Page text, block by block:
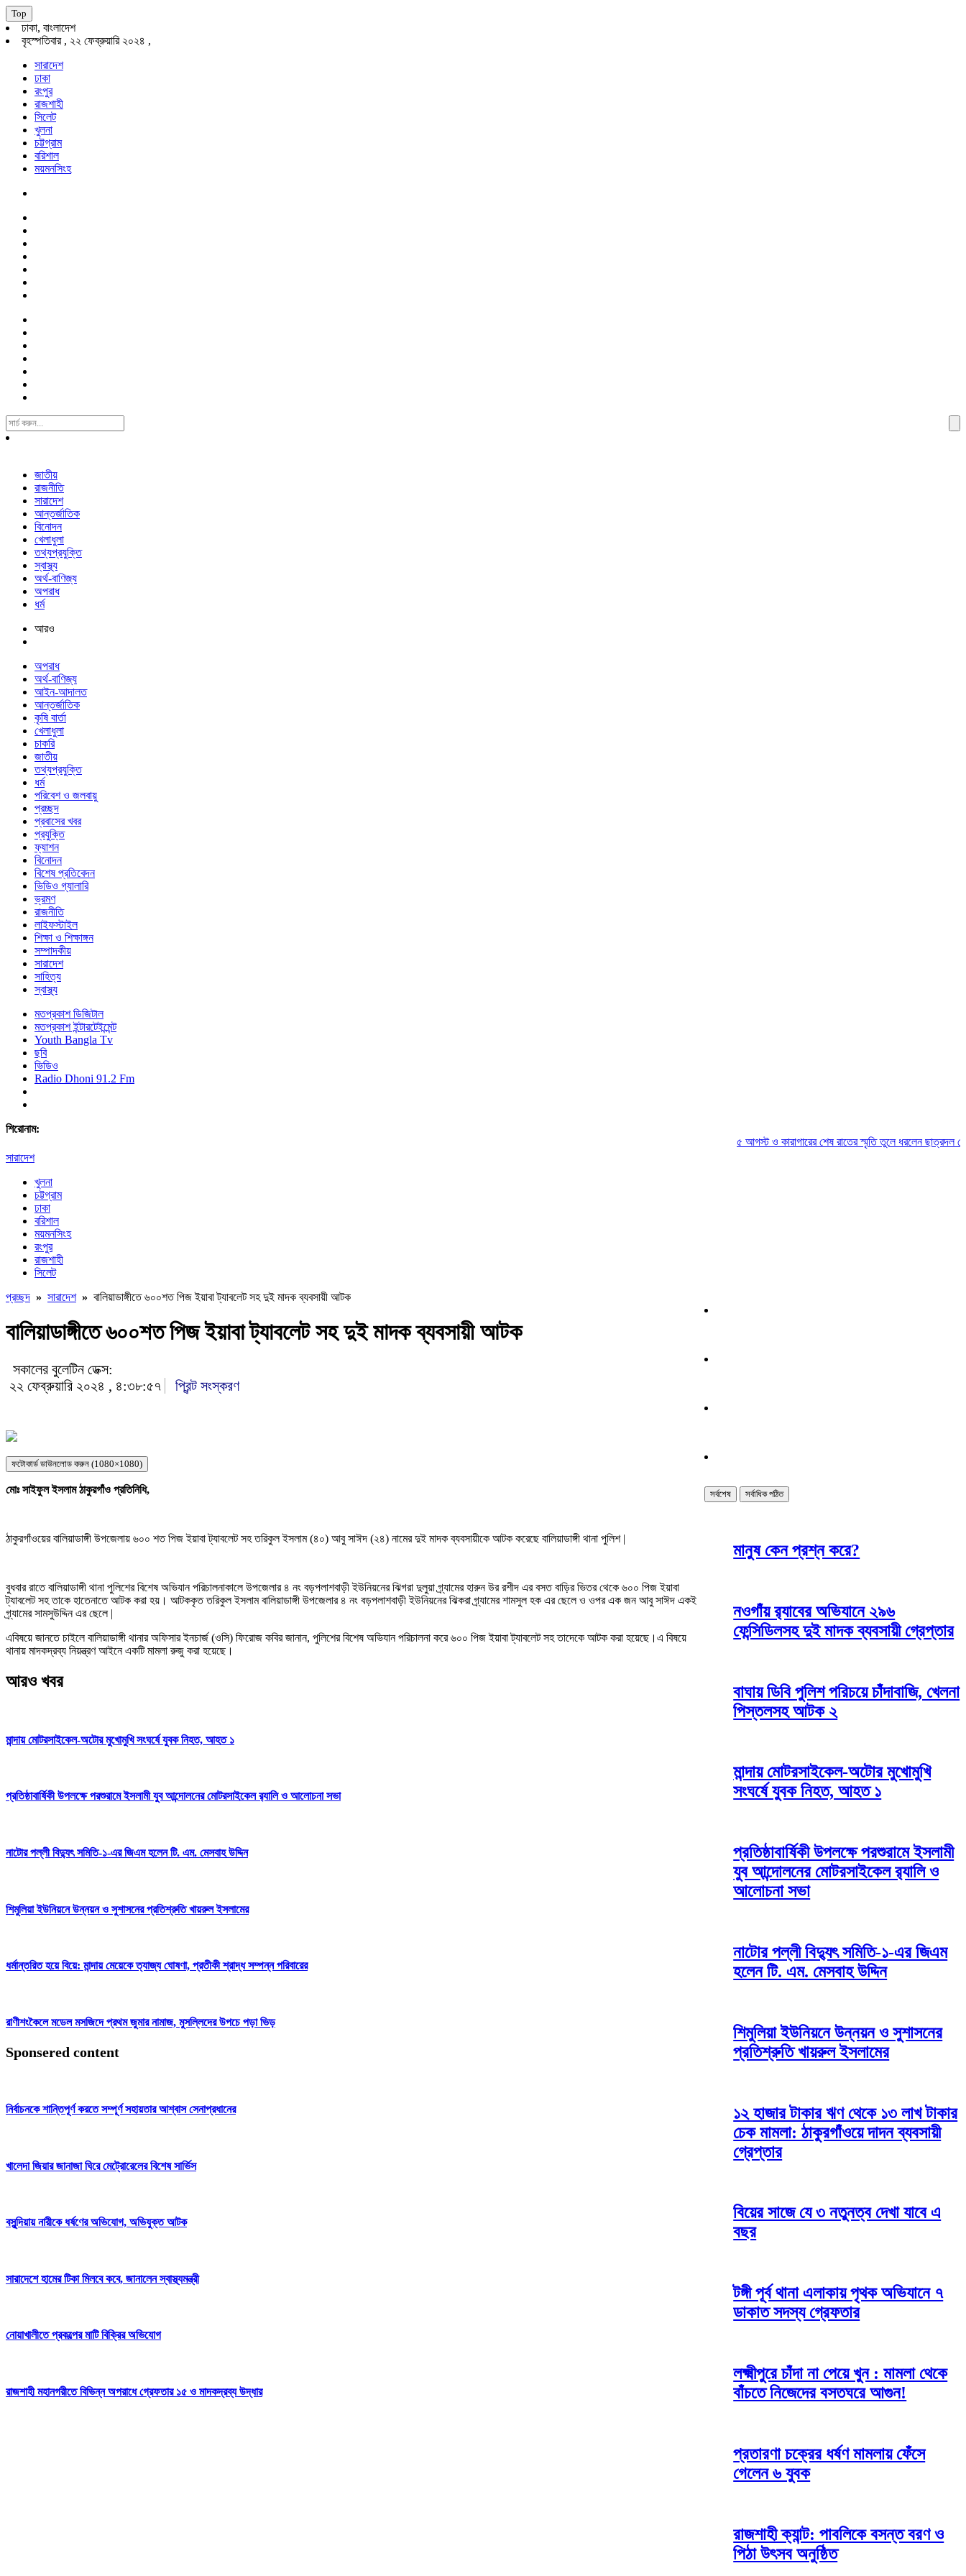
Top
ঢাকা, বাংলাদেশ
বৃহস্পতিবার , ২২ ফেব্রুয়ারি ২০২৪ ,
সারাদেশ
ঢাকা
রংপুর
রাজশাহী
সিলেট
খুলনা
চট্টগ্রাম
বরিশাল
ময়মনসিংহ
Search
For:
জাতীয়
রাজনীতি
সারাদেশ
আন্তর্জাতিক
বিনোদন
খেলাধুলা
তথ্যপ্রযুক্তি
স্বাস্থ্য
অর্থ-বাণিজ্য
অপরাধ
ধর্ম
আরও
অপরাধ
অর্থ-বাণিজ্য
আইন-আদালত
আন্তর্জাতিক
কৃষি বার্তা
খেলাধুলা
চাকরি
জাতীয়
তথ্যপ্রযুক্তি
ধর্ম
পরিবেশ ও জলবায়ু
প্রচ্ছদ
প্রবাসের খবর
প্রযুক্তি
ফ্যাশন
বিনোদন
বিশেষ প্রতিবেদন
ভিডিও গ্যালারি
ভ্রমণ
রাজনীতি
লাইফস্টাইল
শিক্ষা ও শিক্ষাঙ্গন
সম্পাদকীয়
সারাদেশ
সাহিত্য
স্বাস্থ্য
মতপ্রকাশ ডিজিটাল
মতপ্রকাশ ইন্টারটেইন্মেন্ট
Youth Bangla Tv
ছবি
ভিডিও
Radio Dhoni 91.2 Fm
শিরোনাম:
৫ আগস্ট ও কারাগারের শেষ রাতের স্মৃতি তুলে ধরলেন ছাত্রদল নেতা
সারাদেশ
খুলনা
চট্টগ্রাম
ঢাকা
বরিশাল
ময়মনসিংহ
রংপুর
রাজশাহী
সিলেট
প্রচ্ছদ » সারাদেশ» বালিয়াডাঙ্গীতে ৬০০শত পিজ ইয়াবা ট্যাবলেট সহ দুই মাদক ব্যবসায়ী আটক
বালিয়াডাঙ্গীতে ৬০০শত পিজ ইয়াবা ট্যাবলেট সহ দুই মাদক ব্যবসায়ী আটক
সকালের বুলেটিন ডেক্স:
২২ ফেব্রুয়ারি ২০২৪ , ৪:৩৮:৫৭
প্রিন্ট সংস্করণ
ফটোকার্ড ডাউনলোড করুন (1080×1080)
মোঃ সাইফুল ইসলাম ঠাকুরগাঁও প্রতিনিধি,
ঠাকুরগাঁওয়ের বালিয়াডাঙ্গী উপজেলায় ৬০০ শত পিজ ইয়াবা ট্যাবলেট সহ তরিকুল ইসলাম (৪০) আবু সাঈদ (২৪) নামের দুই মাদক ব্যবসায়ীকে আটক করেছে বালিয়াডাঙ্গী থানা পুলিশ |
বুধবার রাতে বালিয়াডাঙ্গী থানা পুলিশের বিশেষ অভিযান পরিচালনাকালে উপজেলার ৪ নং বড়পলাশবাড়ী ইউনিয়নের ঝিগরা দুলুয়া গ্ৰ্যামের হারুন উর রশীদ এর বসত বাড়ির ভিতর থেকে ৬০০ পিজ ইয়াবা
ট্যাবলেট সহ তাকে হাতেনাতে আটক করা হয়। আটককৃত তরিকুল ইসলাম বালিয়াডাঙ্গী উপজেলার ৪ নং বড়পলাশবাড়ী ইউনিয়নের ঝিকরা গ্ৰ্যামের শামসুল হক এর ছেলে ও ওপর এক জন আবু সাঈদ এক‌ই
গ্ৰ্যামের সামসুউদ্দিন এর ছেলে |
এবিষয়ে জানতে চাইলে বালিয়াডাঙ্গী থানার অফিসার ইনচার্জ (ওসি) ফিরোজ কবির জানান, পুলিশের বিশেষ অভিযান পরিচালনা করে ৬০০ পিজ ইয়াবা ট্যাবলেট সহ তাদেকে আটক করা হয়েছে।এ বিষয়ে
থানায় মাদকদ্রব্য নিয়ন্ত্রণ আইনে একটি মামলা রুজু করা হয়েছে।
আরও খবর
মান্দায় মোটরসাইকেল-অটোর মুখোমুখি সংঘর্ষে যুবক নিহত, আহত ১
প্রতিষ্ঠাবার্ষিকী উপলক্ষে পরশুরামে ইসলামী যুব আন্দোলনের মোটরসাইকেল র‌্যালি ও আলোচনা সভা
নাটোর পল্লী বিদ্যুৎ সমিতি-১-এর জিএম হলেন টি. এম. মেসবাহ উদ্দিন
শিমুলিয়া ইউনিয়নে উন্নয়ন ও সুশাসনের প্রতিশ্রুতি খায়রুল ইসলামের
ধর্মান্তরিত হয়ে বিয়ে: মান্দায় মেয়েকে ত্যাজ্য ঘোষণা, প্রতীকী শ্রাদ্ধ সম্পন্ন পরিবারের
রাণীশংকৈলে মডেল মসজিদে প্রথম জুমার নামাজ, মুসল্লিদের উপচে পড়া ভিড়
Sponsered content
নির্বাচনকে শান্তিপূর্ণ করতে সম্পূর্ণ সহায়তার আশ্বাস সেনাপ্রধানের
খালেদা জিয়ার জানাজা ঘিরে মেট্রোরেলের বিশেষ সার্ভিস
বসুন্দিয়ায় নারীকে ধর্ষণের অভিযোগ, অভিযুক্ত আটক
সারাদেশে হামের টিকা মিলবে কবে, জানালেন স্বাস্থ্যমন্ত্রী
নোয়াখালীতে প্রকল্পের মাটি বিক্রির অভিযোগ
রাজশাহী মহানগরীতে বিভিন্ন অপরাধে গ্রেফতার ১৫ ও মাদকদ্রব্য উদ্ধার
সর্বশেষ সর্বাধিক পঠিত
মানুষ কেন প্রশ্ন করে?
নওগাঁয় র‌্যাবের অভিযানে ২৯৬
ফেন্সিডিলসহ দুই মাদক ব্যবসায়ী গ্রেপ্তার
বাঘায় ডিবি পুলিশ পরিচয়ে চাঁদাবাজি, খেলনা
পিস্তলসহ আটক ২
মান্দায় মোটরসাইকেল-অটোর মুখোমুখি
সংঘর্ষে যুবক নিহত, আহত ১
প্রতিষ্ঠাবার্ষিকী উপলক্ষে পরশুরামে ইসলামী
যুব আন্দোলনের মোটরসাইকেল র‌্যালি ও
আলোচনা সভা
নাটোর পল্লী বিদ্যুৎ সমিতি-১-এর জিএম
হলেন টি. এম. মেসবাহ উদ্দিন
শিমুলিয়া ইউনিয়নে উন্নয়ন ও সুশাসনের
প্রতিশ্রুতি খায়রুল ইসলামের
১২ হাজার টাকার ঋণ থেকে ১৩ লাখ টাকার
চেক মামলা: ঠাকুরগাঁওয়ে দাদন ব্যবসায়ী
গ্রেপ্তার
বিয়ের সাজে যে ৩ নতুনত্ব দেখা যাবে এ
বছর
টঙ্গী পূর্ব থানা এলাকায় পৃথক অভিযানে ৭
ডাকাত সদস্য গ্রেফতার
লক্ষ্মীপুরে চাঁদা না পেয়ে খুন : মামলা থেকে
বাঁচতে নিজেদের বসতঘরে আগুন!
প্রতারণা চক্রের ধর্ষণ মামলায় ফেঁসে
গেলেন ৬ যুবক
রাজশাহী ক্যান্ট: পাবলিকে বসন্ত বরণ ও
পিঠা উৎসব অনুষ্ঠিত